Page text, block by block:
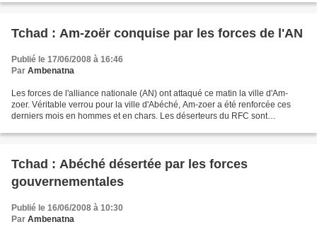
Tchad : Am-zoër conquise par les forces de l'AN
Publié le 17/06/2008 à 16:46
Par Ambenatna
Les forces de l'alliance nationale (AN) ont attaqué ce matin la ville d'Am-
zoer. Véritable verrou pour la ville d'Abéché, Am-zoer a été renforcée ces
derniers mois en hommes et en chars. Les déserteurs du RFC sont
Tchad : Abéché désertée par les forces
gouvernementales
Publié le 16/06/2008 à 10:30
Par Ambenatna